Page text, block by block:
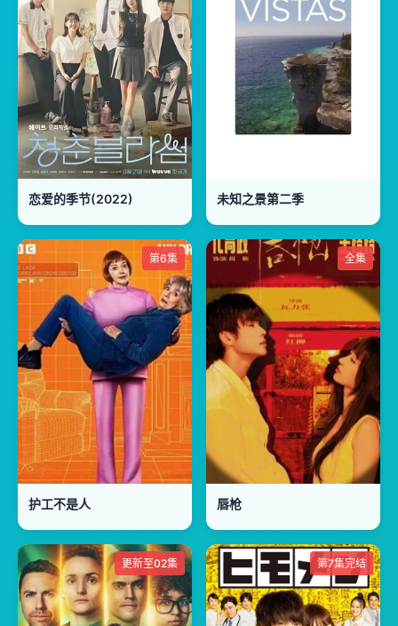
恋爱的季节(2022) 未知之景第二季
第6集
护工不是人
全集
唇枪
更新至02集 第7集完结